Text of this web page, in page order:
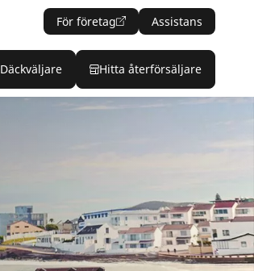
För företag Assistans
Däckväljare Hitta återförsäljare